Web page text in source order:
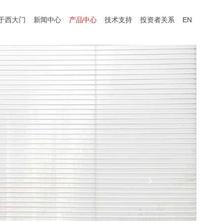
西大门 新闻中心 产品中心 技术支持 投资者关系 EN
Next